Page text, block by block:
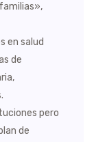
en salud
de
pero
de